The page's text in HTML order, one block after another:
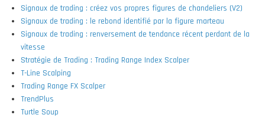
Signaux de trading : créez vos propres figures de chandeliers (V2)
Signaux de trading : le rebond identifié par la figure marteau
Signaux de trading : renversement de tendance récent perdant de la
vitesse
Stratégie de Trading : Trading Range Index Scalper
T-Line Scalping
Trading Range FX Scalper
TrendPlus
Turtle Soup